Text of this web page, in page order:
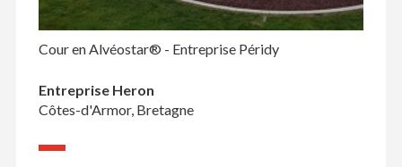
Cour en Alvéostar® - Entreprise Péridy
Entreprise Heron
Côtes-d'Armor, Bretagne